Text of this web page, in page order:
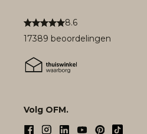
8.6
17389 beoordelingen
Volg OFM.